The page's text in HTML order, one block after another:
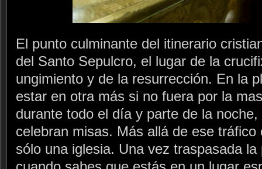
El punto culminante del itinerario
del Santo Sepulcro, el lugar de la
ungimiento y de la resurrección. En la
estar en otra más si no fuera por la
durante todo el día y parte de la
celebran misas. Más allá de ese
sólo una iglesia. Una vez traspasada